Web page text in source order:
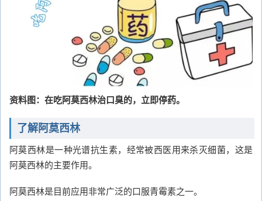
资料图：在吃阿莫西林治口臭的，立即停药。
了解阿莫西林
阿莫西林是一种光谱抗生素，经常被西医用来杀灭细菌，这是
阿莫西林的主要作用。
阿莫西林是目前应用非常广泛的口服青霉素之一。